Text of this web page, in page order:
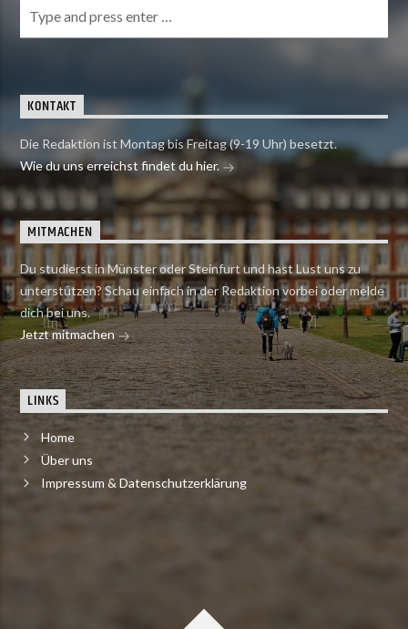
KONTAKT
Die Redaktion ist Montag bis Freitag (9-19 Uhr) besetzt.
Wie du uns erreichst findet du hier.
MITMACHEN
Du studierst in Münster oder Steinfurt und hast Lust uns zu
unterstützen? Schau einfach in der Redaktion vorbei oder melde
dich bei uns.
Jetzt mitmachen
LINKS
Home
Über uns
Impressum & Datenschutzerklärung